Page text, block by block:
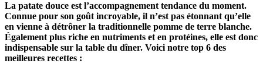
La patate douce est l’accompagnement tendance du moment.
Connue pour son goût incroyable, il n’est pas étonnant qu’elle
en vienne à détrôner la traditionnelle pomme de terre blanche.
Également plus riche en nutriments et en protéines, elle est donc
indispensable sur la table du dîner. Voici notre top 6 des
meilleures recettes :